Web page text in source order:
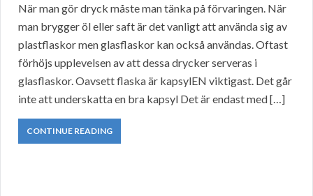
När man gör dryck måste man tänka på förvaringen. När
man brygger öl eller saft är det vanligt att använda sig av
plastflaskor men glasflaskor kan också användas. Oftast
förhöjs upplevelsen av att dessa drycker serveras i
glasflaskor. Oavsett flaska är kapsylEN viktigast. Det går
inte att underskatta en bra kapsyl Det är endast med […]
CONTINUE READING